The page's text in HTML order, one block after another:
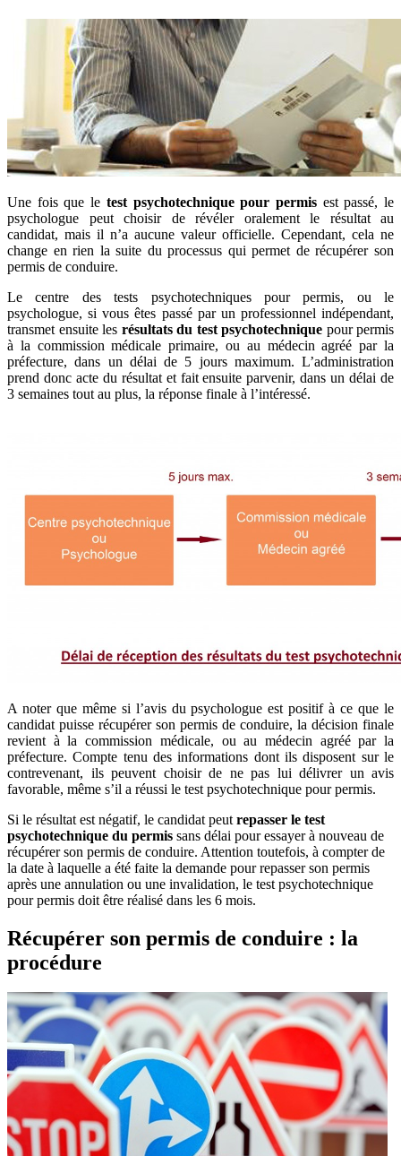
Une fois que le test psychotechnique pour permis est passé, le
psychologue peut choisir de révéler oralement le résultat au
candidat, mais il n’a aucune valeur officielle. Cependant, cela ne
change en rien la suite du processus qui permet de récupérer son
permis de conduire.
Le centre des tests psychotechniques pour permis, ou le
psychologue, si vous êtes passé par un professionnel indépendant,
transmet ensuite les résultats du test psychotechnique pour permis
à la commission médicale primaire, ou au médecin agréé par la
préfecture, dans un délai de 5 jours maximum. L’administration
prend donc acte du résultat et fait ensuite parvenir, dans un délai de
3 semaines tout au plus, la réponse finale à l’intéressé.
A noter que même si l’avis du psychologue est positif à ce que le
candidat puisse récupérer son permis de conduire, la décision finale
revient à la commission médicale, ou au médecin agréé par la
préfecture. Compte tenu des informations dont ils disposent sur le
contrevenant, ils peuvent choisir de ne pas lui délivrer un avis
favorable, même s’il a réussi le test psychotechnique pour permis.
Si le résultat est négatif, le candidat peut repasser le test
psychotechnique du permis sans délai pour essayer à nouveau de
récupérer son permis de conduire. Attention toutefois, à compter de
la date à laquelle a été faite la demande pour repasser son permis
après une annulation ou une invalidation, le test psychotechnique
pour permis doit être réalisé dans les 6 mois.
Récupérer son permis de conduire : la
procédure